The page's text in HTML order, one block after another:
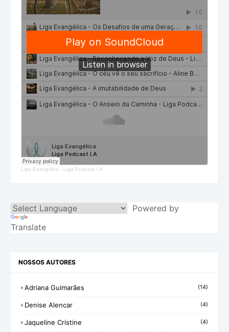
Liga Evangélica · Liga Podcast I.A
Powered by
Translate
NOSSOS AUTORES
Adriana Guimarães (14)
Denise Alencar (4)
Jaqueline Cristine (4)